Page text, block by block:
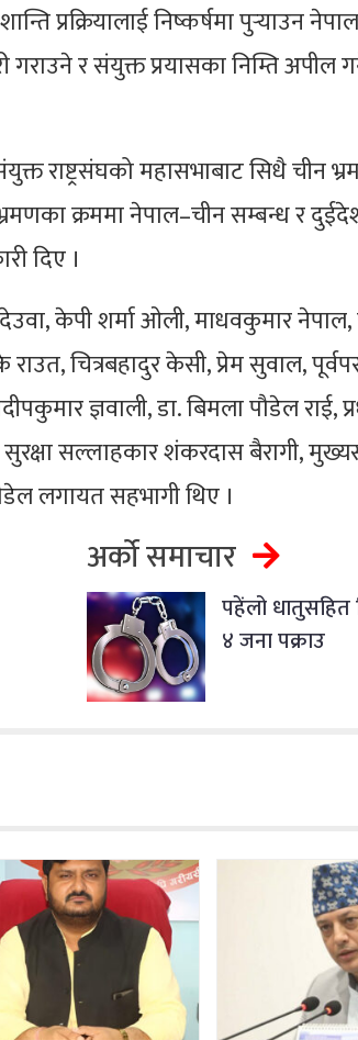
प्रक्रियालाई निष्कर्षमा पुर्‍याउन
र संयुक्त प्रयासका निम्ति अपील
राष्ट्रसंघको महासभाबाट सिधै चीन
क्रममा नेपाल–चीन सम्बन्ध र
दिए ।
केपी शर्मा ओली, माधवकुमार नेपाल,
चित्रबहादुर केसी, प्रेम सुवाल,
ज्ञवाली, डा. बिमला पौडेल राई,
सल्लाहकार शंकरदास बैरागी,
लगायत सहभागी थिए ।
अर्को समाचार
पहेंलो धातुसहित
४ जना पक्राउ